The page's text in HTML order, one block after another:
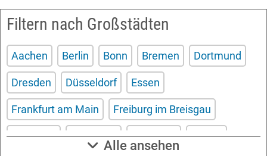
Filtern nach Großstädten
Aachen Berlin Bonn Bremen Dortmund
Dresden Düsseldorf Essen
Frankfurt am Main Freiburg im Breisgau
Hamburg Hannover Karlsruhe Kassel
Alle ansehen